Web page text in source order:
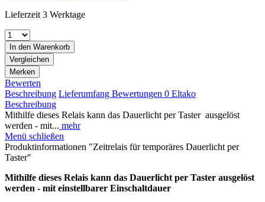
Lieferzeit 3 Werktage
In den Warenkorb
Vergleichen
Merken
Bewerten
Beschreibung Lieferumfang Bewertungen 0 Eltako
Beschreibung
Mithilfe dieses Relais kann das Dauerlicht per Taster ausgelöst
werden - mit... mehr
Menü schließen
Produktinformationen "Zeitrelais für temporäres Dauerlicht per
Taster"
Mithilfe dieses Relais kann das Dauerlicht per Taster ausgelöst
werden - mit einstellbarer Einschaltdauer